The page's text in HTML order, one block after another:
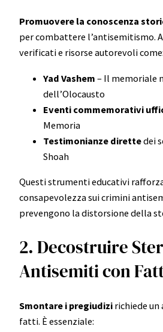
Promuovere la conoscenza
per combattere l’antisemitismo.
verificati e risorse autorevoli come:
Yad Vashem – Il memoriale
dell’Olocausto
Eventi commemorativi
Memoria
Testimonianze direttedei
Shoah
Questi strumenti educativi
consapevolezza sui crimini
prevengono la distorsione della
2. Decostruire
Antisemiti con
Smontare i pregiudizi richiede
fatti. È essenziale: